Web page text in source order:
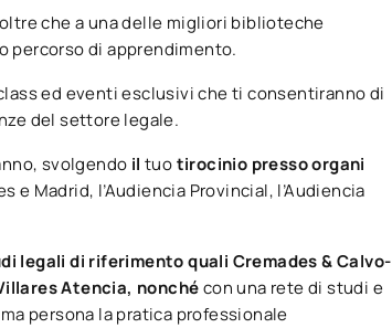
che a una delle migliori biblioteche
percorso di apprendimento.
ed eventi esclusivi che ti consentiranno di
del settore legale.
svolgendo iltuotirocinio presso organi
Madrid, l’Audiencia Provincial, l’Audiencia
legali di riferimento quali Cremades & Calvo-
Atencia, nonchécon una rete di studi e
persona la pratica professionale